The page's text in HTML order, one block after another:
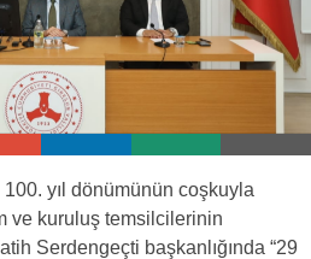
yıl dönümünün coşkuyla
ve kuruluş temsilcilerinin
Serdengeçti başkanlığında “29